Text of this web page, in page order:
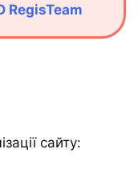
RegisTeam
сайту: